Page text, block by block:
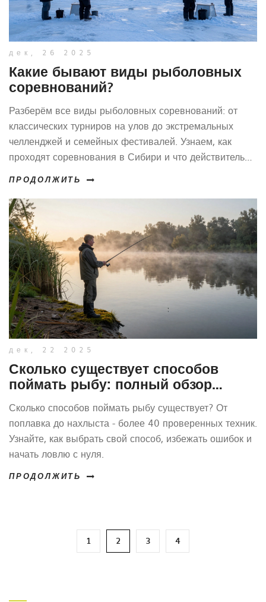
дек, 26 2025
Какие бывают виды рыболовных
соревнований?
Разберём все виды рыболовных соревнований: от
классических турниров на улов до экстремальных
челленджей и семейных фестивалей. Узнаем, как
проходят соревнования в Сибири и что действительно
ПРОДОЛЖИТЬ
дек, 22 2025
Сколько существует способов
поймать рыбу: полный обзор
техник ловли
Сколько способов поймать рыбу существует? От
поплавка до нахлыста - более 40 проверенных техник.
Узнайте, как выбрать свой способ, избежать ошибок и
начать ловлю с нуля.
ПРОДОЛЖИТЬ
1 2 3 4